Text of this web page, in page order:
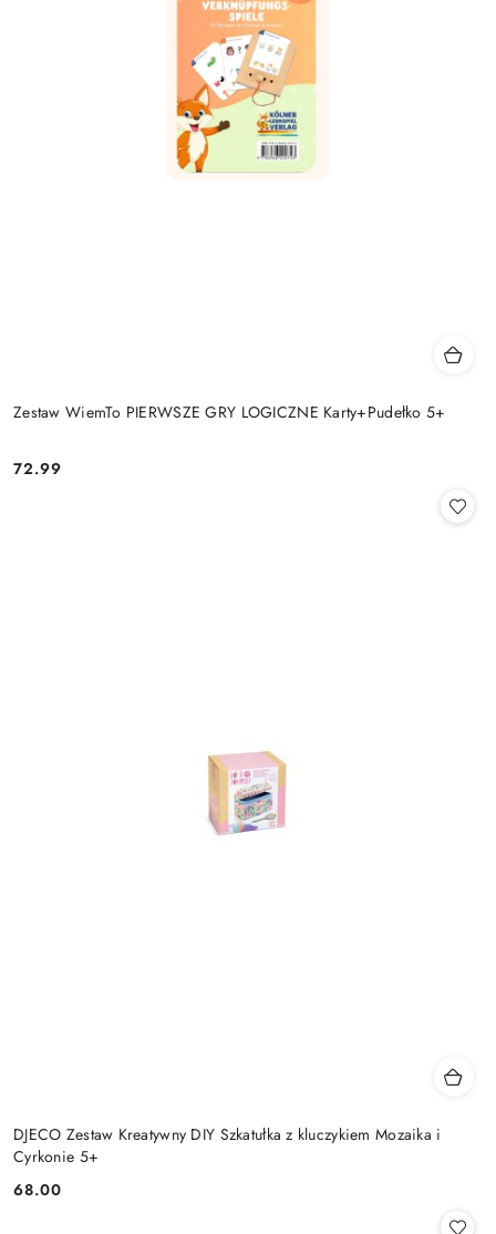
Zestaw WiemTo PIERWSZE GRY LOGICZNE Karty+Pudełko 5+
Cena:
72.99
DJECO Zestaw Kreatywny DIY Szkatułka z kluczykiem Mozaika i
Cyrkonie 5+
Cena:
68.00